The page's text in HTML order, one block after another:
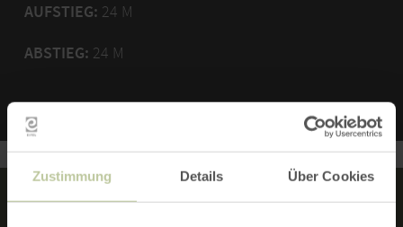
Zustimmung Details Über Cookies
AUFSTIEG: 24 M
ABSTIEG: 24 M